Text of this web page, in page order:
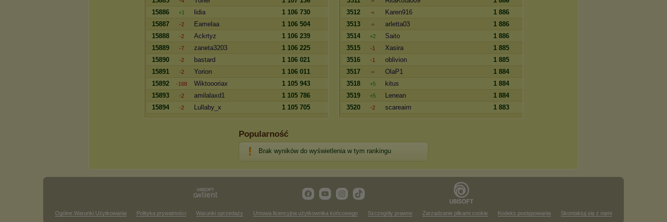
15886
+1 lidia
1 106 730
15887
-2 Eamelaa
1 106 504
15888
-2 Ackrtyz
1 106 239
15889
-7 zaneta3203
1 106 225
15890
-2 bastard
1 106 021
15891
-2 Yorion
1 106 011
15892
-168 Wiktoooriax
1 105 943
15893
-2 amilalaxd1
1 105 786
15894
-2 Lullaby_x 1 105 705
3512
= Karen916
1 886
3513
= arletta03
1 886
3514
+2 Saito
1 886
3515
-1 Xasira
1 885
3516
-1 oblivion
1 885
3517
= OlaP1
1 884
3518
+5 kitus
1 884
3519
+5 Lenean
1 884
3520
-2 scareaim 1 883
Popularność
Brak wyników do wyświetlenia w tym rankingu
Ogólne Warunki Użytkowania Polityka prywatności Warunki sprzedaży Umowa licencyjna użytkownika końcowego Szczegóły prawne Zarządzanie plikami cookie Kodeks postępowania Skontaktuj się z nami